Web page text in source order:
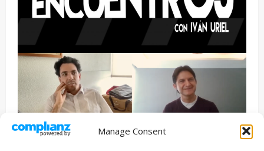
Manage Consent
Entrevista Series